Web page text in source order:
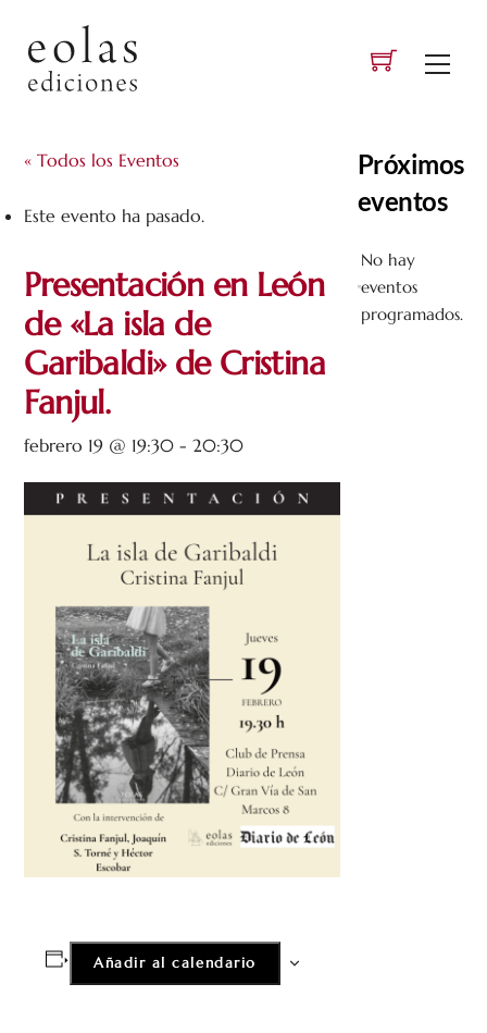
content
« Todos los Eventos
Este evento ha pasado.
Presentación en León
de «La isla de
Garibaldi» de Cristina
Fanjul.
febrero 19 @ 19:30 -20:30
Añadir al calendario
Próximos
eventos
A
v
No hay
eventos
programados.